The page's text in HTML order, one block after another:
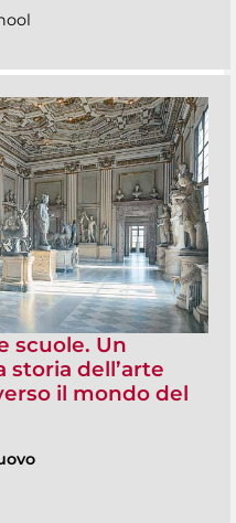
scuole. Un
dell’arte
il mondo del